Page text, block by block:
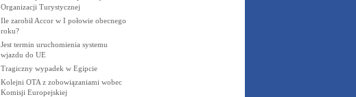
Organizacji Turystycznej
Ile zarobił Accor w I połowie obecnego
roku?
Jest termin uruchomienia systemu
wjazdu do UE
Tragiczny wypadek w Egipcie
Kolejni OTA z zobowiązaniami wobec
Komisji Europejskiej